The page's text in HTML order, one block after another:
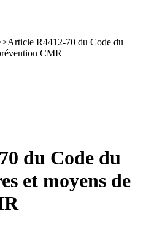
>Article R4412-70 du Code du
CMR
du Code du
et moyens de